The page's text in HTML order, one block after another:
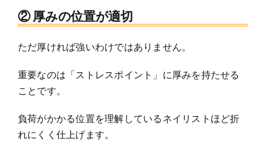
② 厚みの位置が適切
ただ厚ければ強いわけではありません。
重要なのは「ストレスポイント」に厚みを持たせる
ことです。
負荷がかかる位置を理解しているネイリストほど折
れにくく仕上げます。